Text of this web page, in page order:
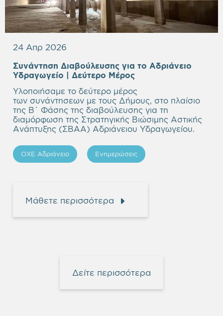
24 Απρ 2026
Συνάντηση Διαβούλευσης για το Αδριάνειο
Υδραγωγείο
| Δεύτερο Μέρος
Υλοποιήσαμε το δεύτερο μέρος
των συνάντησεων με τους Δήμους, στο πλαίσιο
της Β΄ Φάσης της διαβούλευσης για τη
διαμόρφωση της Στρατηγικής Βιώσιμης Αστικής
Ανάπτυξης (ΣΒΑΑ) Αδριάνειου Υδραγωγείου.
ΟΧΕ Αδριάνειο Ενημερώσεις
Μάθετε περισσότερα
Δείτε περισσότερα